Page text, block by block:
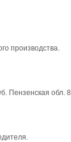
производства.
Пензенская обл.